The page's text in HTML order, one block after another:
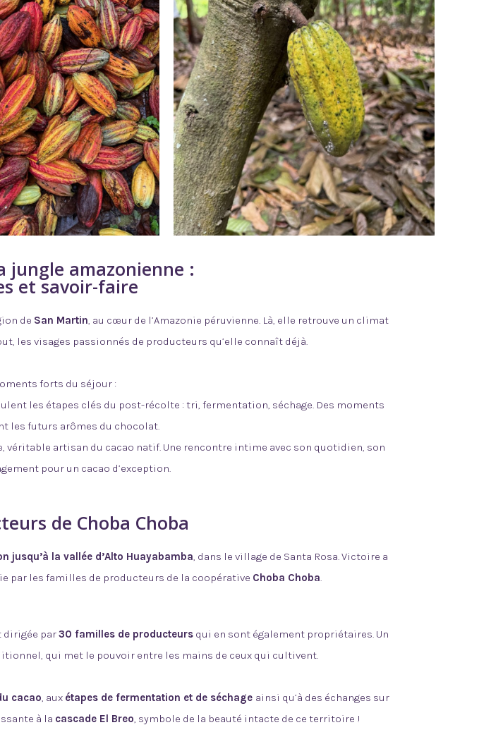
jungle amazonienne :
et savoir-faire
de San Martin, au cœur de l’Amazonie péruvienne. Là, elle retrouve un climat
les visages passionnés de producteurs qu’elle connaît déjà.
forts du séjour :
les étapes clés du post-récolte : tri, fermentation, séchage. Des moments
les futurs arômes du chocolat.
véritable artisan du cacao natif. Une rencontre intime avec son quotidien, son
pour un cacao d’exception.
de Choba Choba
jusqu’à la vallée d’Alto Huayabamba, dans le village de Santa Rosa. Victoire a
par les familles de producteurs de la coopérative Choba Choba.
dirigée par30 familles de producteurs qui en sont également propriétaires. Un
qui met le pouvoir entre les mains de ceux qui cultivent.
cacao, aux étapes de fermentation et de séchage ainsi qu’à des échanges sur
à la cascade El Breo, symbole de la beauté intacte de ce territoire !